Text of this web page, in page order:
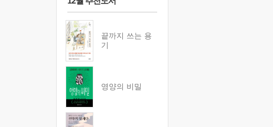
끝까지 쓰는 용
기
영양의 비밀